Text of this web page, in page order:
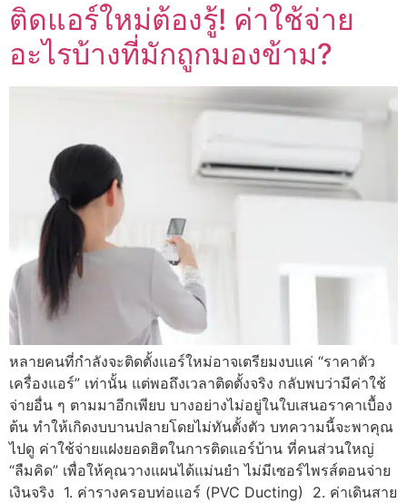
ติดแอร์ใหม่ต้องรู้! ค่าใช้จ่าย
อะไรบ้างที่มักถูกมองข้าม?
หลายคนที่กำลังจะติดตั้งแอร์ใหม่อาจเตรียมงบแค่ “ราคาตัว
เครื่องแอร์” เท่านั้น แต่พอถึงเวลาติดตั้งจริง กลับพบว่ามีค่าใช้
จ่ายอื่น ๆ ตามมาอีกเพียบ บางอย่างไม่อยู่ในใบเสนอราคาเบื้อง
ต้น ทำให้เกิดงบบานปลายโดยไม่ทันตั้งตัว บทความนี้จะพาคุณ
ไปดู ค่าใช้จ่ายแฝงยอดฮิตในการติดแอร์บ้าน ที่คนส่วนใหญ่
“ลืมคิด” เพื่อให้คุณวางแผนได้แม่นยำ ไม่มีเซอร์ไพรส์ตอนจ่าย
เงินจริง 1. ค่ารางครอบท่อแอร์ (PVC Ducting) 2. ค่าเดินสาย